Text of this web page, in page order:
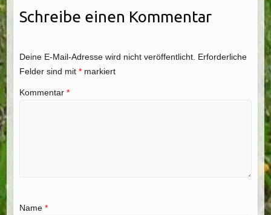
Schreibe einen Kommentar
Deine E-Mail-Adresse wird nicht veröffentlicht. Erforderliche
Felder sind mit *markiert
Kommentar *
Name *